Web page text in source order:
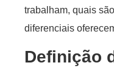
trabalham, quais
diferenciais
Definição